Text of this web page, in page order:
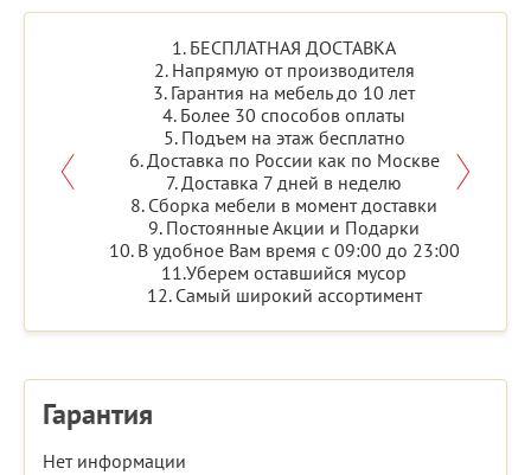
1. БЕСПЛАТНАЯ ДОСТАВКА
2. Напрямую от производителя
3. Гарантия на мебель до 10 лет
4. Более 30 способов оплаты
5. Подъем на этаж бесплатно
6. Доставка по России как по Москве
7. Доставка 7 дней в неделю
8. Сборка мебели в момент доставки
9. Постоянные Акции и Подарки
10. В удобное Вам время с 09:00 до 23:00
11.Уберем оставшийся мусор
12. Самый широкий ассортимент
Гарантия
Нет информации